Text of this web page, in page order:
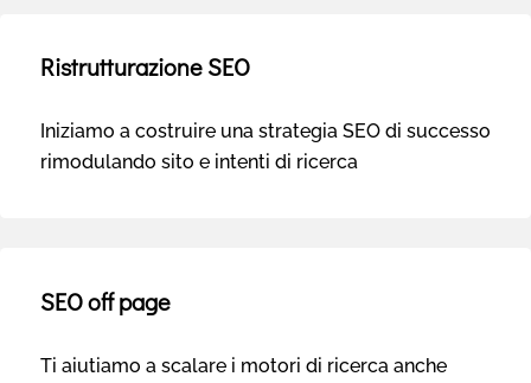
Ristrutturazione SEO
Iniziamo a costruire una strategia SEO di successo
rimodulando sito e intenti di ricerca
SEO off page
Ti aiutiamo a scalare i motori di ricerca anche